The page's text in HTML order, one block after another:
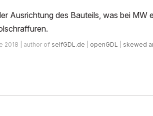
Ausrichtung des Bauteils, was bei MW
2018 | author of selfGDL.de openGDL skewed